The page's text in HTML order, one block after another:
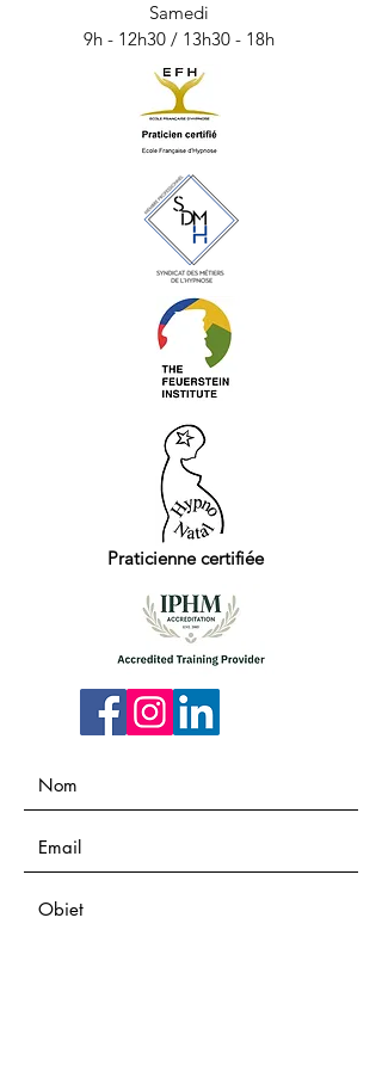
Samedi
9h - 12h30 / 13h30 - 18h
Praticienne certifiée